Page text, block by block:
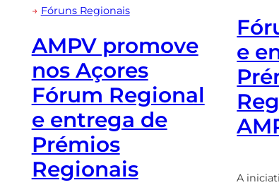
→ Fóruns Regionais
AMPV promove
nos Açores
Fórum Regional
e entrega de
Prémios
Regionais
e
A